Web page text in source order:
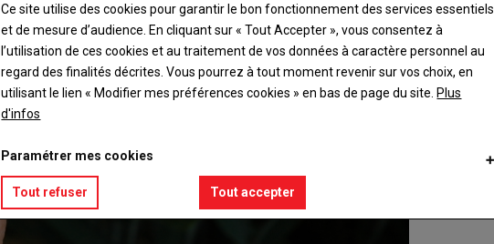
Ce site utilise des cookies pour garantir le bon fonctionnement des services essentiels
et de mesure d’audience. En cliquant sur « Tout Accepter », vous consentez à
l’utilisation de ces cookies et au traitement de vos données à caractère personnel au
regard des finalités décrites. Vous pourrez à tout moment revenir sur vos choix, en
utilisant le lien « Modifier mes préférences cookies » en bas de page du site. Plus
d'infos
Paramétrer mes cookies
Tout refuser Tout accepter